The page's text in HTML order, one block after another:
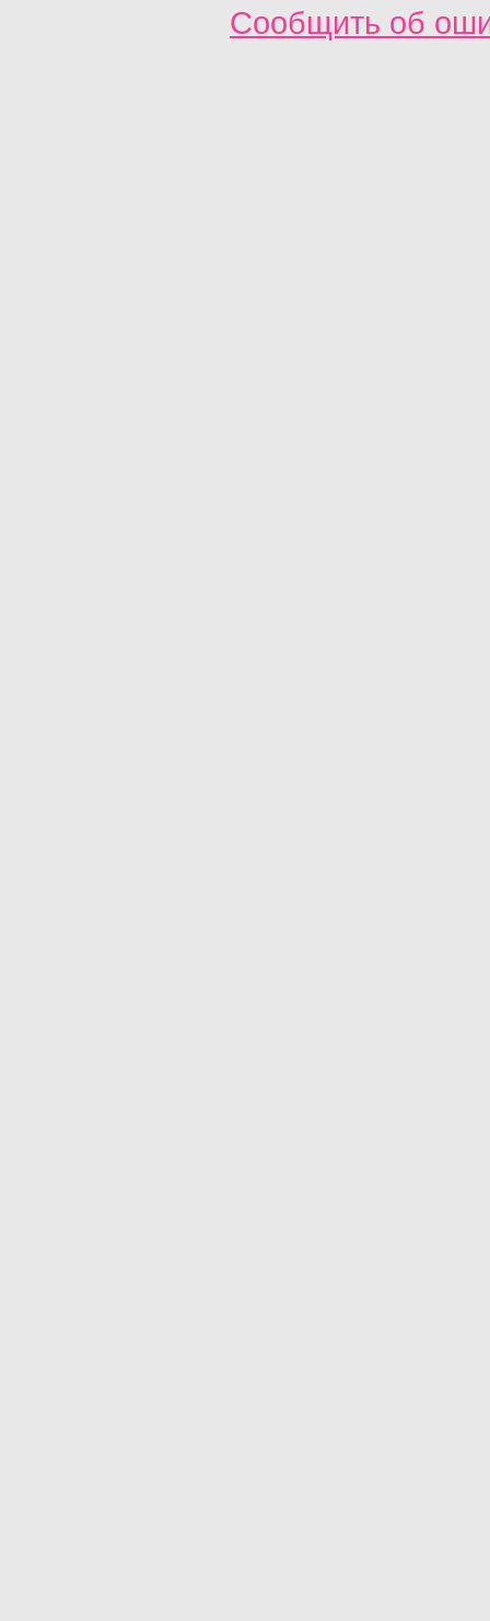
Сообщить об